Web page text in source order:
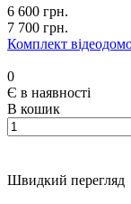
6 600 грн.
7 700 грн.
Комплект
0
Є в наявності
В кошик
Швидкий перегляд